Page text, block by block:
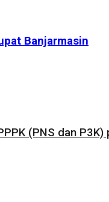
Banjarmasin
(PNS dan